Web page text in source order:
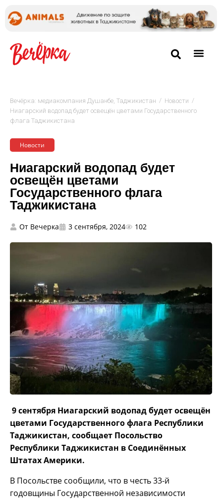
Вечёрка: медиакомпания Душанбе, Таджикистан / Новости /
Ниагарский водопад будет освещён цветами Государственного
флага Таджикистана
Новости
Ниагарский водопад будет
освещён цветами
Государственного флага
Таджикистана
От Вечерка 3 сентября, 2024 102
9 сентября Ниагарский водопад будет освещён
цветами Государственного флага Республики
Таджикистан, сообщает Посольство
Республики Таджикистан в Соединённых
Штатах Америки.
В Посольстве сообщили, что в честь 33-й
годовщины Государственной независимости